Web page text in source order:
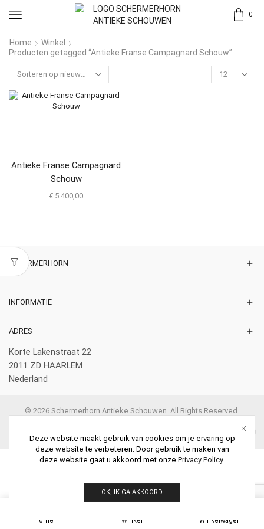
0
Home
Winkel
Producten getagged “Antieke Franse Campagnard Schouw”
Antieke Franse Campagnard
Schouw
€ 5.400,00
SCHERMERHORN
INFORMATIE
ADRES
Korte Lakenstraat 22
2011 ZD HAARLEM
Nederland
© 2026 Schermerhorn Antieke Schouwen. All Rights Reserved.
Home Winkel Winkelwagen
Deze website maakt gebruik van cookies om je ervaring op
deze website te verbeteren. Door gebruik te maken van
deze website gaat u akkoord met onze Privacy Policy.
OK, IK GA AKKOORD